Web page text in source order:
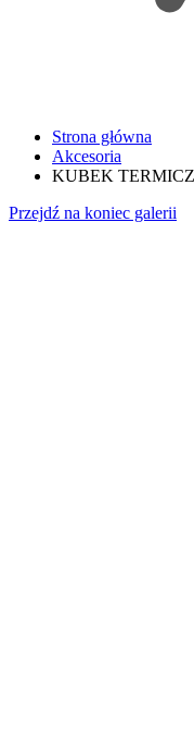
Strona główna
Akcesoria
KUBEK
Przejdź na koniec galerii